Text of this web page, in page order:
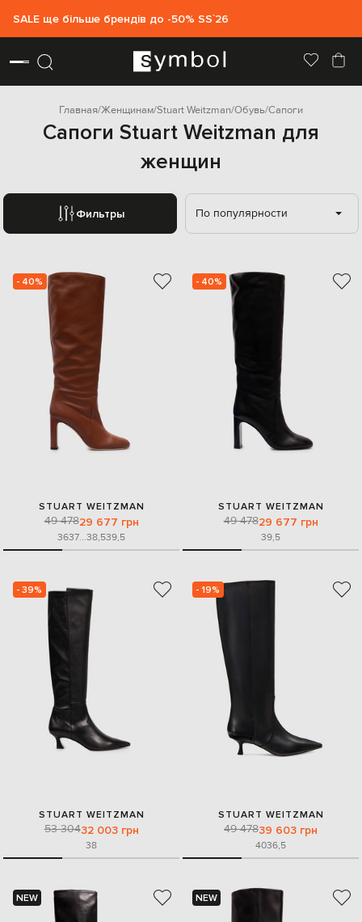
SALE ще більше брендів до -50% SS`26
Главная Женщинам Stuart Weitzman Обувь Сапоги
Сапоги Stuart Weitzman для
женщин
Фильтры По популярности
- 40%
STUART WEITZMAN
49 47829 677 грн
3637...38,539,5
- 40%
STUART WEITZMAN
49 47829 677 грн
39,5
- 39%
STUART WEITZMAN
53 30432 003 грн
38
- 19%
STUART WEITZMAN
49 47839 603 грн
4036,5
NEW NEW